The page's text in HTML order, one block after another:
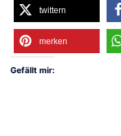
twittern
merken
Gefällt mir: